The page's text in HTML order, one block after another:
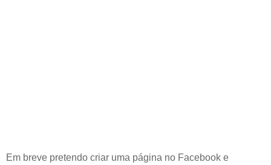
Em breve pretendo criar uma página no Facebook e